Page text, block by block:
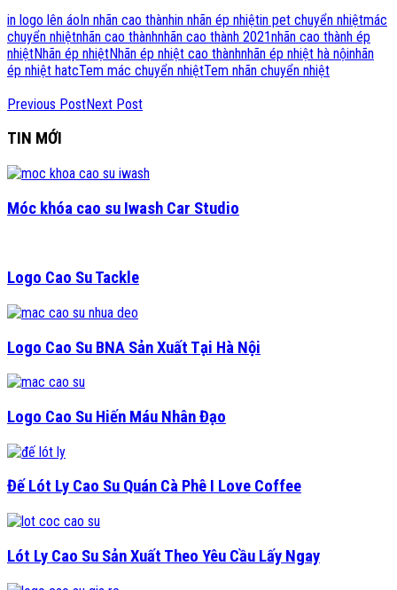
in logo lên áoIn nhãn cao thànhin nhãn ép nhiệtin pet chuyển nhiệtmác
chuyển nhiệtnhãn cao thànhnhãn cao thành 2021nhãn cao thành ép
nhiệtNhãn ép nhiệtNhãn ép nhiệt cao thànhnhãn ép nhiệt hà nộinhãn
ép nhiệt hatcTem mác chuyển nhiệtTem nhãn chuyển nhiệt
Previous PostNext Post
TIN MỚI
Móc khóa cao su Iwash Car Studio
Logo Cao Su Tackle
Logo Cao Su BNA Sản Xuất Tại Hà Nội
Logo Cao Su Hiến Máu Nhân Đạo
Đế Lót Ly Cao Su Quán Cà Phê I Love Coffee
Lót Ly Cao Su Sản Xuất Theo Yêu Cầu Lấy Ngay